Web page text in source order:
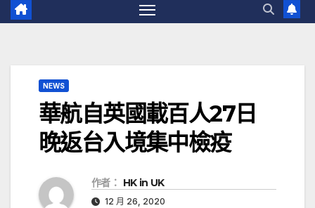
NEWS
華航自英國載百人27日
晚返台入境集中檢疫
作者： HK in UK
12 月 26, 2020